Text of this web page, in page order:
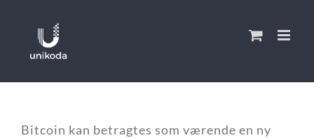
content
Bitcoin kan betragtes som værende en ny